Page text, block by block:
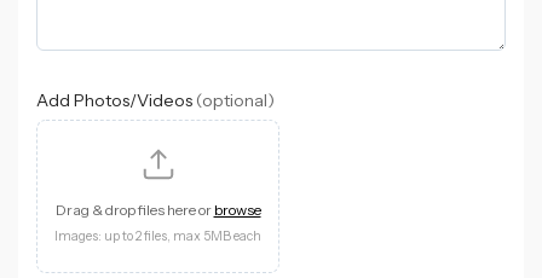
Add Photos/Videos (optional)
Drag & drop files here or browse
Images: up to 2 files, max 5MB each